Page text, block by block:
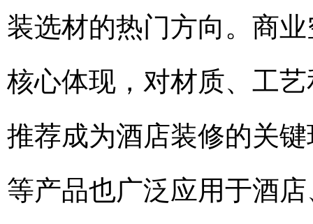
装选材的热门方向。商
核心体现，对材质、工
推荐成为酒店装修的关
等产品也广泛应用于酒